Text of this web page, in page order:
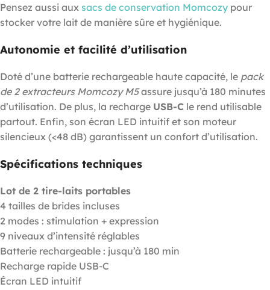
Pensez aussi aux sacs de conservation Momcozy pour
stocker votre lait de manière sûre et hygiénique.
Autonomie et facilité d’utilisation
Doté d’une batterie rechargeable haute capacité, le pack
de 2 extracteurs Momcozy M5assure jusqu’à 180 minutes
d’utilisation. De plus, la recharge USB-C le rend utilisable
partout. Enfin, son écran LED intuitif et son moteur
silencieux (<48 dB) garantissent un confort d’utilisation.
Spécifications techniques
Lot de 2 tire-laits portables
4 tailles de brides incluses
2 modes : stimulation + expression
9 niveaux d’intensité réglables
Batterie rechargeable : jusqu’à 180 min
Recharge rapide USB-C
Écran LED intuitif